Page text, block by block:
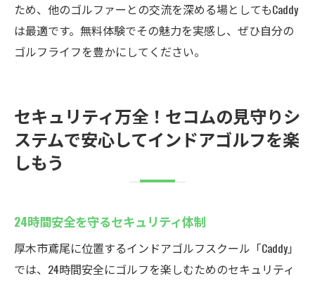
ため、他のゴルファーとの交流を深める場としてもCaddy
は最適です。無料体験でその魅力を実感し、ぜひ自分の
ゴルフライフを豊かにしてください。
セキュリティ万全！セコムの見守りシ
ステムで安心してインドアゴルフを楽
しもう
24時間安全を守るセキュリティ体制
厚木市鳶尾に位置するインドアゴルフスクール「Caddy」
では、24時間安全にゴルフを楽しむためのセキュリティ